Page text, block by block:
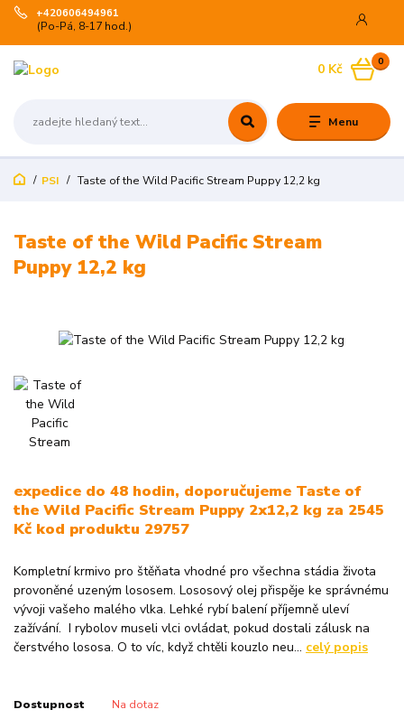
Menu
+420606494961
(Po-Pá, 8-17 hod.)
0
0 Kč
PSI Taste of the Wild Pacific Stream Puppy 12,2 kg
Taste of the Wild Pacific Stream
Puppy 12,2 kg
expedice do 48 hodin, doporučujeme Taste of
the Wild Pacific Stream Puppy 2x12,2 kg za 2545
Kč kod produktu 29757
Kompletní krmivo pro štěňata vhodné pro všechna stádia života
provoněné uzeným lososem. Lososový olej přispěje ke správnému
vývoji vašeho malého vlka. Lehké rybí balení příjemně uleví
zažívání. I rybolov museli vlci ovládat, pokud dostali zálusk na
čerstvého lososa. O to víc, když chtěli kouzlo neu... celý popis
Dostupnost Na dotaz